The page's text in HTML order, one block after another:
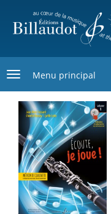
contenu
Menu principal